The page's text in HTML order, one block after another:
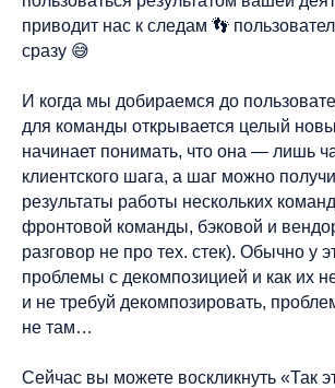
приводит нас к следам 👣
сразу 😅
И когда мы добираемся до
для команды открывается целый
начинает понимать, что она — лишь
клиентского шага, а шаг можно
результаты работы нескольких
фронтовой команды, бэковой и
разговор не про тех. стек). Обычно у
проблемы с декомпозицией и как их
и не требуй декомпозировать,
не там…
Сейчас вы можете воскликнуть «Так